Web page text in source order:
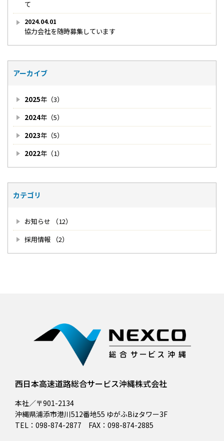
て
2024.04.01
協力会社を随時募集しています
アーカイブ
2025年（3）
2024年（5）
2023年（5）
2022年（1）
カテゴリ
お知らせ （12）
採用情報 （2）
西日本高速道路総合サービス沖縄株式会社
本社／〒901-2134
沖縄県浦添市港川512番地55 ゆがふBizタワー3F
TEL：098-874-2877 FAX：098-874-2885